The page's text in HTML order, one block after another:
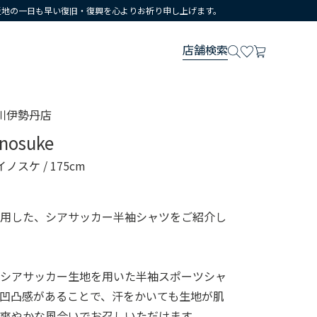
一日も早い復旧・復興を心よりお祈り申し上げます。
店舗検索
伊勢丹店
ノスケ / 175cm
した、シアサッカー半袖シャツをご紹介し
アサッカー生地を用いた半袖スポーツシャ
凸感があることで、汗をかいても生地が肌